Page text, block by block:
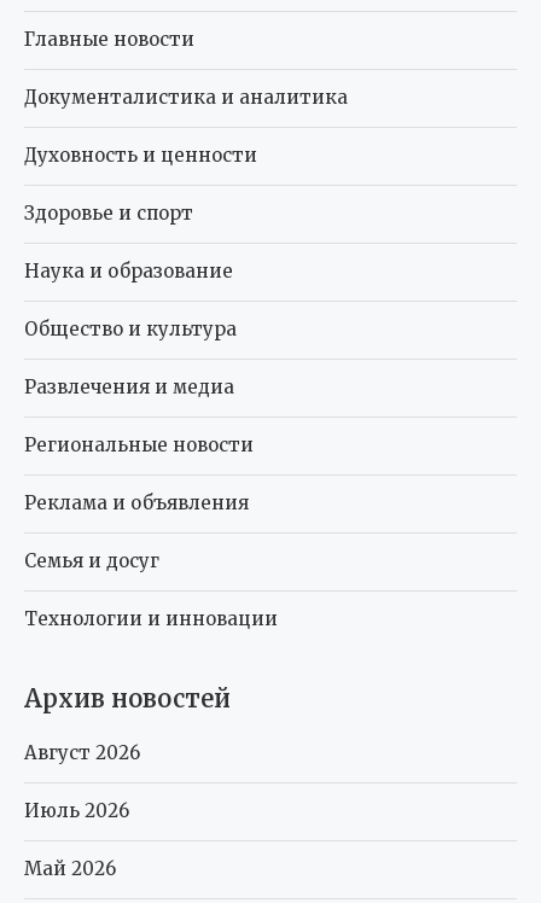
Главные новости
Документалистика и аналитика
Духовность и ценности
Здоровье и спорт
Наука и образование
Общество и культура
Развлечения и медиа
Региональные новости
Реклама и объявления
Семья и досуг
Технологии и инновации
Архив новостей
Август 2026
Июль 2026
Май 2026